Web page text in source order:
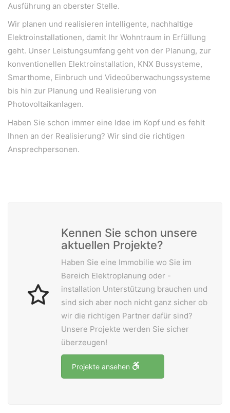
Ausführung an oberster Stelle.
Wir planen und realisieren intelligente, nachhaltige
Elektroinstallationen, damit Ihr Wohntraum in Erfüllung
geht. Unser Leistungsumfang geht von der Planung, zur
konventionellen Elektroinstallation, KNX Bussysteme,
Smarthome, Einbruch und Videoüberwachungssysteme
bis hin zur Planung und Realisierung von
Photovoltaikanlagen.
Haben Sie schon immer eine Idee im Kopf und es fehlt
Ihnen an der Realisierung? Wir sind die richtigen
Ansprechpersonen.
Kennen Sie schon unsere
aktuellen Projekte?
Haben Sie eine Immobilie wo Sie im
Bereich Elektroplanung oder -
installation Unterstützung brauchen und
sind sich aber noch nicht ganz sicher ob
wir die richtigen Partner dafür sind?
Unsere Projekte werden Sie sicher
überzeugen!
Projekte ansehen
WeiserLeben GmbH
Bergheimerstraße 45
A-5020 Salzburg
Innenwelt verbinden. Das Persönliche steht stets im
Newsletter
Datenschutzerklärung – WeiserLeben